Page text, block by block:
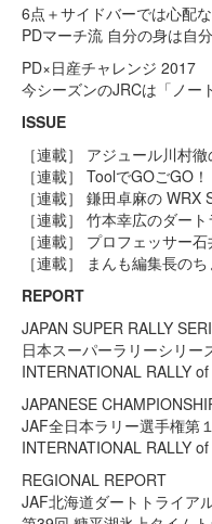
6点＋サイドバーでは心配
PDマーチ流 自分の身は自
PD×日産チャレンジ 2017
今シーズンのJRCは「ノー
ISSUE
［連載］ アジュール川村
［連載］ ToolでGOごGO
［連載］ 鎌田卓麻の
［連載］ 竹本幸広のダー
［連載］ プロフェッサー
［連載］ まんも編集長の
REPORT
JAPAN SUPER RALLY
日本スーパーラリーシリー
INTERNATIONAL RALLY
JAPANESE
JAF全日本ラリー選手権第
INTERNATIONAL RALLY
REGIONAL REPORT
JAF北海道ダートトライア